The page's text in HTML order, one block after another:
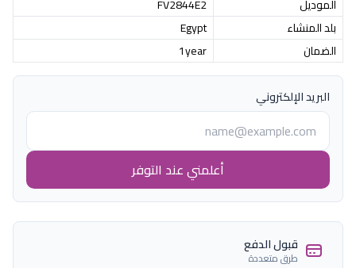
الموديل
FV2844E2
بلد المنشاء
Egypt
الضمان
1year
البريد الإلكتروني
أعلمني عند التوفر
قبول الدفع
طرق متعددة